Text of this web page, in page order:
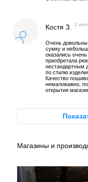
Костя З. 2
Очень довольны
сумку и
оказались
приобретала
нестандартным
по стилю
Качество
немаловажно,
открытия
Магазины и